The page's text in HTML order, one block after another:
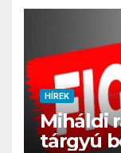
HÍREK
Miháldi
tárgyú